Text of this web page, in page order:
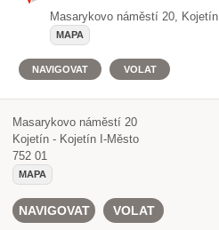
Masarykovo náměstí 20, Kojetín
MAPA
NAVIGOVAT VOLAT
Masarykovo náměstí 20
Kojetín - Kojetín I-Město
752 01
MAPA
NAVIGOVAT VOLAT